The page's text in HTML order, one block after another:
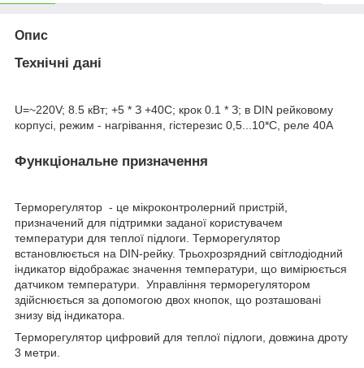
Опис
Технічні дані
U=~220V; 8.5 кВт; +5 * З +40С; крок 0.1 * З; в DIN рейковому
корпусі, режим - нагрівання, гістерезис 0,5...10*С, реле 40А
Функціональне призначення
Терморегулятор - це мікроконтролерний пристрій,
призначений для підтримки заданої користувачем
температури для теплої підлоги. Терморегулятор
встановлюється на DIN-рейку. Трьохрозрядний світлодіодний
індикатор відображає значення температури, що вимірюється
датчиком температури. Управління терморегулятором
здійснюється за допомогою двох кнопок, що розташовані
знизу від індикатора.
Терморегулятор цифровий для теплої підлоги, довжина дроту
3 метри.